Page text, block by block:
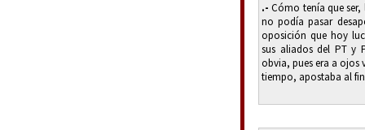
.- Cómo tenía que
no podía pasar
oposición que hoy
sus aliados del PT y
obvia, pues era a ojos
tiempo, apostaba al